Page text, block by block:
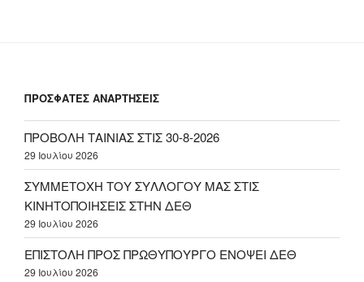
ΠΡΟΣΦΑΤΕΣ ΑΝΑΡΤΗΣΕΙΣ
ΠΡΟΒΟΛΗ ΤΑΙΝΙΑΣ ΣΤΙΣ 30-8-2026
29 Ιουλίου 2026
ΣΥΜΜΕΤΟΧΗ ΤΟΥ ΣΥΛΛΟΓΟΥ ΜΑΣ ΣΤΙΣ
ΚΙΝΗΤΟΠΟΙΗΣΕΙΣ ΣΤΗΝ ΔΕΘ
29 Ιουλίου 2026
ΕΠΙΣΤΟΛΗ ΠΡΟΣ ΠΡΩΘΥΠΟΥΡΓΟ ΕΝΟΨΕΙ ΔΕΘ
29 Ιουλίου 2026